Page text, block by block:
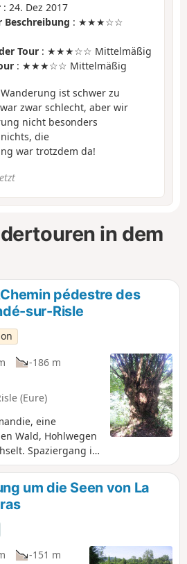
: 24. Dez 2017
Beschreibung : ★★★☆☆
Tour : ★★★☆☆ Mittelmäßig
: ★★★☆☆ Mittelmäßig
ist schwer zu
zwar schlecht, aber wir
nicht besonders
die
war trotzdem da!
in dem
pédestre des
sur-Risle
-186 m
(Eure)
eine
Wald, Hohlwegen
Spaziergang im
einen versteckten
zu entdecken.
Element, es
Die Bocage-
viele Bäume
Größe,
à Leude, die seit
um die Seen von La
-151 m